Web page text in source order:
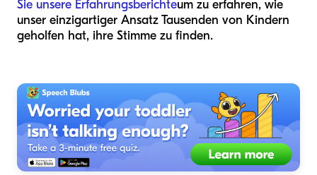
Sie unsere Erfahrungsberichteum zu erfahren, wie
unser einzigartiger Ansatz Tausenden von Kindern
geholfen hat, ihre Stimme zu finden.